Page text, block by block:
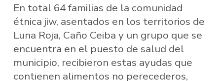
En total 64 familias de la comunidad
étnica jiw, asentados en los territorios de
Luna Roja, Caño Ceiba y un grupo que se
encuentra en el puesto de salud del
municipio, recibieron estas ayudas que
contienen alimentos no perecederos,